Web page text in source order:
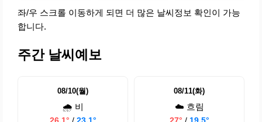
좌/우 스크롤 이동하게 되면 더 많은 날씨정보 확인이 가능
합니다.
주간 날씨예보
08/10(월)
🌧️ 비
08/11(화)
☁️ 흐림